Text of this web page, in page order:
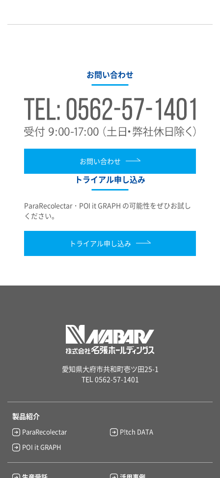
お問い合わせ
お問い合わせ
トライアル申し込み
ParaRecolectar・POI it GRAPH の可能性をぜひお試し
ください。
トライアル申し込み
愛知県大府市共和町壱ツ田25-1
TEL 0562-57-1401
製品紹介
ParaRecolectar
P!tch DATA
POI it GRAPH